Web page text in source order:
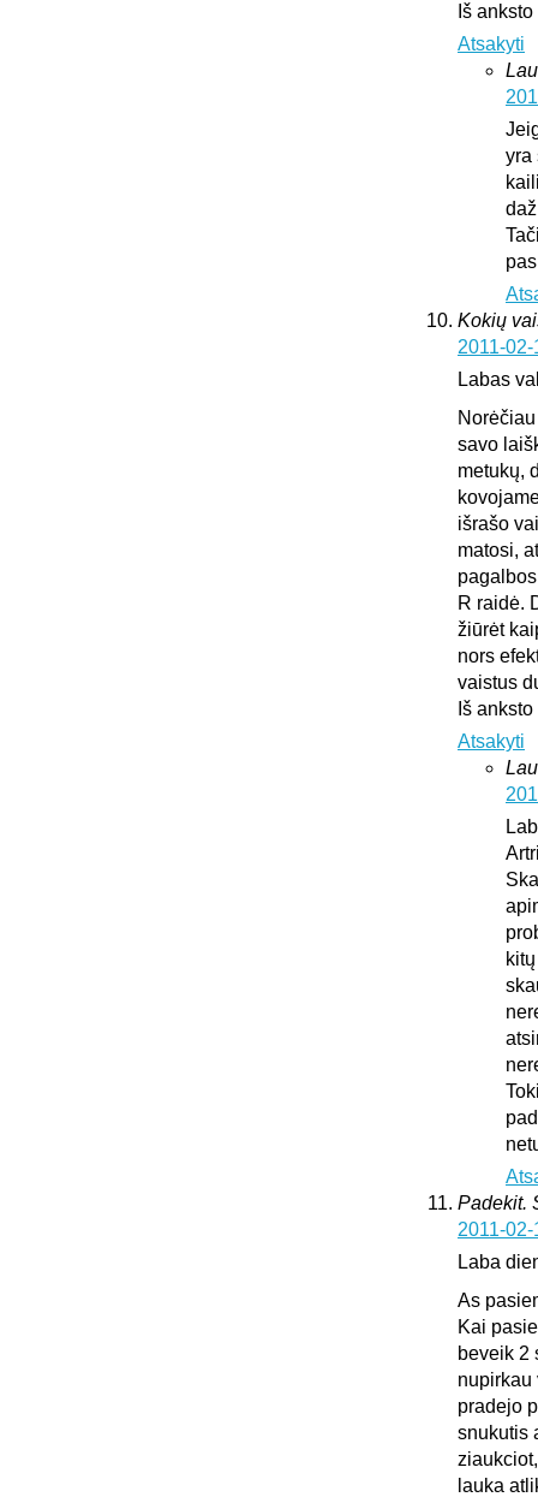
Iš
Atsakyti
yra
Kokių
2011-
Labas
savo
metukų,
išrašo
matosi,
R raidė.
žiūrėt
nors
vaistus
Iš
Atsakyti
Padekit.
2011-
Laba
As
Kai
beveik 2
nupirkau
pradejo
snukutis
lauka